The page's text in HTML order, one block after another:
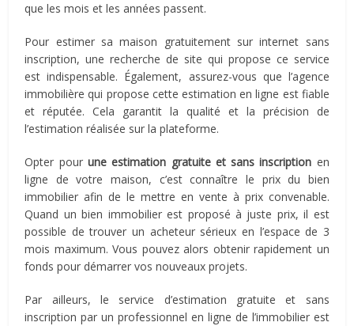
que les mois et les années passent.
Pour estimer sa maison gratuitement sur internet sans
inscription, une recherche de site qui propose ce service
est indispensable. Également, assurez-vous que l’agence
immobilière qui propose cette estimation en ligne est fiable
et réputée. Cela garantit la qualité et la précision de
l’estimation réalisée sur la plateforme.
Opter pour une estimation gratuite et sans inscription en
ligne de votre maison, c’est connaître le prix du bien
immobilier afin de le mettre en vente à prix convenable.
Quand un bien immobilier est proposé à juste prix, il est
possible de trouver un acheteur sérieux en l’espace de 3
mois maximum. Vous pouvez alors obtenir rapidement un
fonds pour démarrer vos nouveaux projets.
Par ailleurs, le service d’estimation gratuite et sans
inscription par un professionnel en ligne de l’immobilier est